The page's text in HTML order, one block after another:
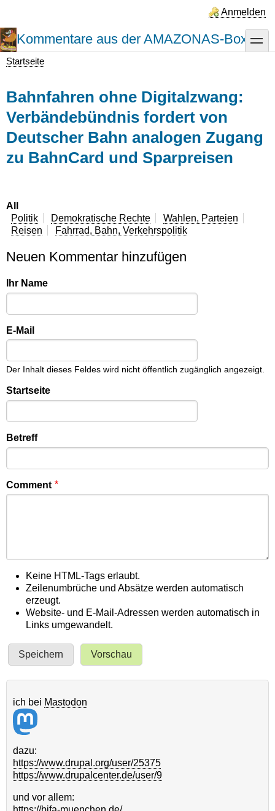
Inhalt
Anmelden
Kommentare aus der AMAZONAS-Box toggle
Startseite
Bahnfahren ohne Digitalzwang:
Verbändebündnis fordert von
Deutscher Bahn analogen Zugang
zu BahnCard und Sparpreisen
All
Politik
Demokratische Rechte
Wahlen, Parteien
Reisen
Fahrrad, Bahn, Verkehrspolitik
Neuen Kommentar hinzufügen
Ihr Name
E-Mail
Der Inhalt dieses Feldes wird nicht öffentlich zugänglich angezeigt.
Startseite
Betreff
Comment
Keine HTML-Tags erlaubt.
Zeilenumbrüche und Absätze werden automatisch
erzeugt.
Website- und E-Mail-Adressen werden automatisch in
Links umgewandelt.
ich bei Mastodon
dazu:
https://www.drupal.org/user/25375
https://www.drupalcenter.de/user/9
und vor allem: